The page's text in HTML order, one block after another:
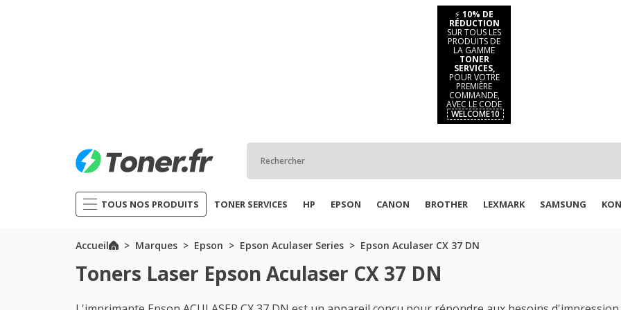
⚡ 10% DE
RÉDUCTION
SUR TOUS LES
PRODUITS DE
LA GAMME
TONER
SERVICES,
POUR VOTRE
PREMIÈRE
COMMANDE,
AVEC LE CODE
WELCOME10
TOUS NOS PRODUITS TONER SERVICES HP EPSON CANON BROTHER LEXMARK SAMSUNG
Accueil Marques Epson Epson Aculaser Series Epson Aculaser CX 37 DN
Toners Laser Epson Aculaser CX 37 DN